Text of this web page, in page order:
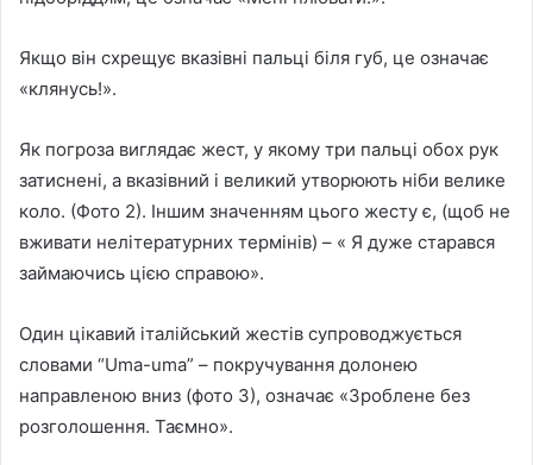
Якщо він схрещує вказівні пальці біля губ, це означає
«клянусь!».
Як погроза виглядає жест, у якому три пальці обох рук
затиснені, а вказівний і великий утворюють ніби велике
коло. (Фото 2). Іншим значенням цього жесту є, (щоб не
вживати нелітературних термінів) – « Я дуже старався
займаючись цією справою».
Один цікавий італійський жестів супроводжується
словами “Uma-uma” – покручування долонею
направленою вниз (фото 3), означає «Зроблене без
розголошення. Таємно».